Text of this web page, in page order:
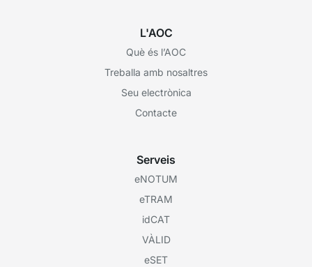
L'AOC
Què és l’AOC
Treballa amb nosaltres
Seu electrònica
Contacte
Serveis
eNOTUM
eTRAM
idCAT
VÀLID
eSET